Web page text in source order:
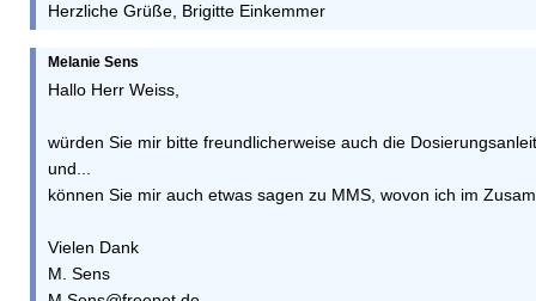
Herzliche Grüße, Brigitte Einkemmer
Melanie Sens
Hallo Herr Weiss,
würden Sie mir bitte freundlicherweise auch die
und...
können Sie mir auch etwas sagen zu MMS, wovon ich im
Vielen Dank
M. Sens